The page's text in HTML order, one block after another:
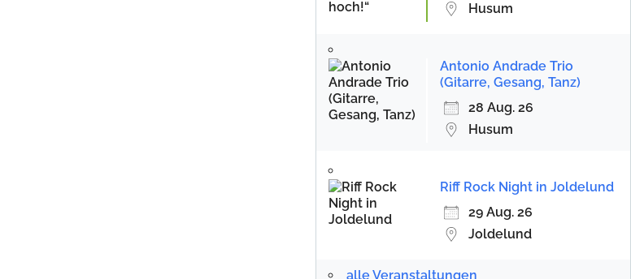
Husum
Antonio Andrade Trio
(Gitarre, Gesang, Tanz)
28 Aug. 26
Husum
Riff Rock Night in Joldelund
29 Aug. 26
Joldelund
alle Veranstaltungen